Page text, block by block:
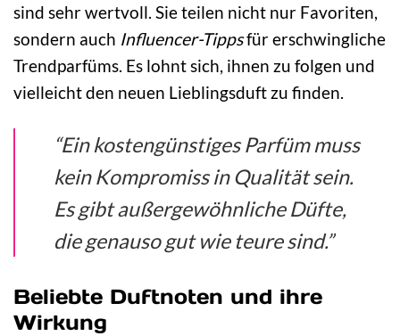
sind sehr wertvoll. Sie teilen nicht nur Favoriten,
sondern auch Influencer-Tippsfür erschwingliche
Trendparfüms. Es lohnt sich, ihnen zu folgen und
vielleicht den neuen Lieblingsduft zu finden.
“Ein kostengünstiges Parfüm muss
kein Kompromiss in Qualität sein.
Es gibt außergewöhnliche Düfte,
die genauso gut wie teure sind.”
Beliebte Duftnoten und ihre
Wirkung